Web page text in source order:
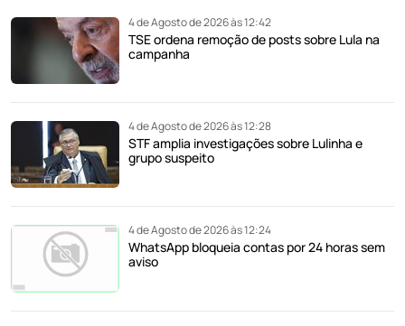
4 de Agosto de 2026 às 12:42
TSE ordena remoção de posts sobre Lula na
campanha
4 de Agosto de 2026 às 12:28
STF amplia investigações sobre Lulinha e
grupo suspeito
4 de Agosto de 2026 às 12:24
WhatsApp bloqueia contas por 24 horas sem
aviso